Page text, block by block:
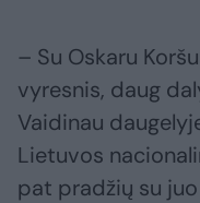
– Su Oskaru
vyresnis, daug
Vaidinau
Lietuvos
pat pradžių su